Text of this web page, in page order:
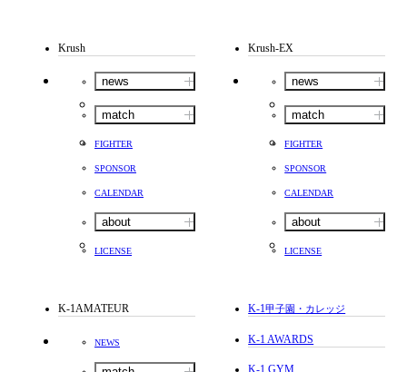
Krush
news
match
FIGHTER
SPONSOR
CALENDAR
about
LICENSE
Krush-EX
news
match
FIGHTER
SPONSOR
CALENDAR
about
LICENSE
K-1AMATEUR
NEWS
K-1甲子園・カレッジ
K-1 AWARDS